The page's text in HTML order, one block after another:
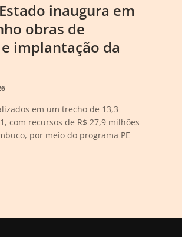
inaugura em
obras de
implantação da
em um trecho de 13,3
com recursos de R$ 27,9 milhões
por meio do programa PE